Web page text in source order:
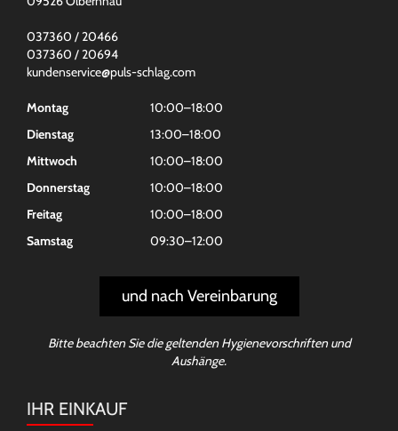
037360 / 20466
037360 / 20694
kundenservice@puls-schlag.com
Montag
10:00–18:00
Dienstag
13:00–18:00
Mittwoch
10:00–18:00
Donnerstag
10:00–18:00
Freitag
10:00–18:00
Samstag
09:30–12:00
und nach Vereinbarung
Bitte beachten Sie die geltenden Hygienevorschriften und
Aushänge.
IHR EINKAUF